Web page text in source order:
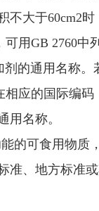
不大于60cm2时
可用GB 2760中
的通用名称。
相应的国际编码
用名称。
的可食用物质
准、地方标准